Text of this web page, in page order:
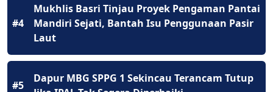
#4
Mukhlis Basri Tinjau Proyek Pengaman Pantai
Mandiri Sejati, Bantah Isu Penggunaan Pasir
Laut
#5
Dapur MBG SPPG 1 Sekincau Terancam Tutup